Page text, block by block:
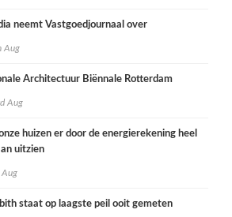
neemt Vastgoedjournaal over
Aug
Architectuur Biënnale Rotterdam
Aug
huizen er door de energierekening heel
uitzien
Aug
staat op laagste peil ooit gemeten